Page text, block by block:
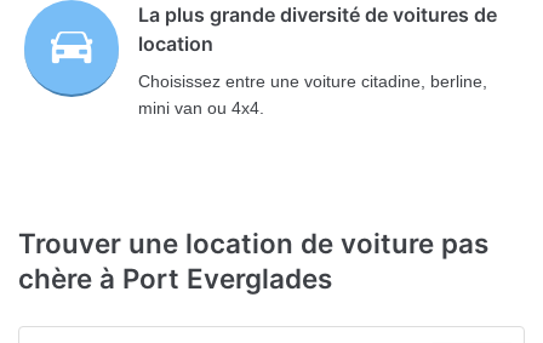
La plus grande diversité de voitures de
location
Choisissez entre une voiture citadine, berline,
mini van ou 4x4.
Trouver une location de voiture pas
chère à Port Everglades